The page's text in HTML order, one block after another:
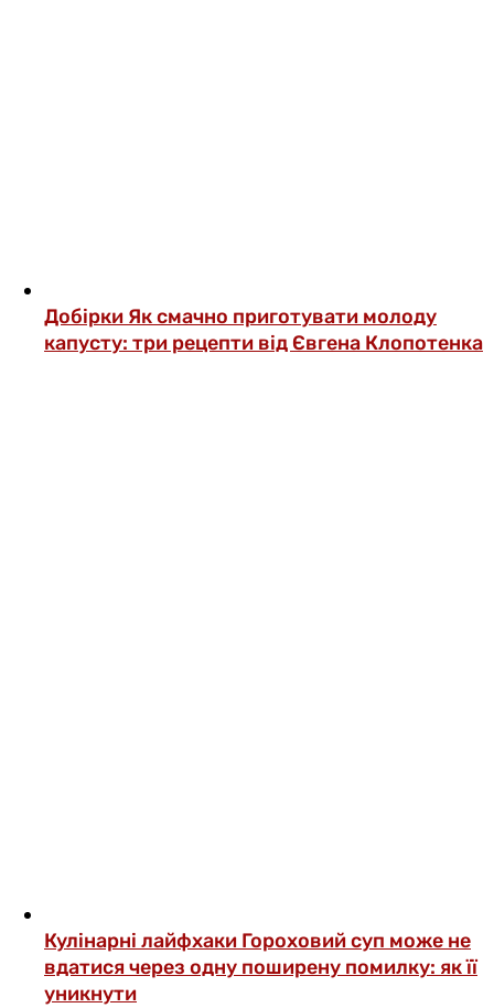
Добірки Як смачно приготувати молоду
капусту: три рецепти від Євгена Клопотенка
Кулінарні лайфхаки Гороховий суп може не
вдатися через одну поширену помилку: як її
уникнути